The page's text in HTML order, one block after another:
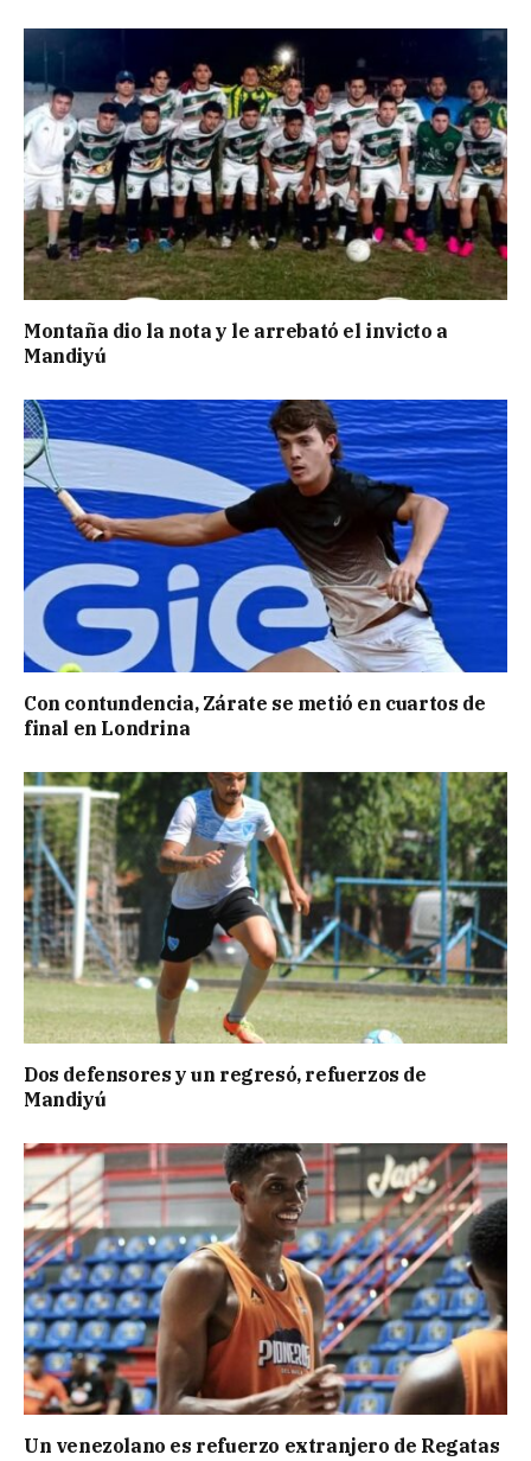
Montaña dio la nota y le arrebató el invicto a
Mandiyú
Con contundencia, Zárate se metió en cuartos de
final en Londrina
Dos defensores y un regresó, refuerzos de
Mandiyú
Un venezolano es refuerzo extranjero de Regatas